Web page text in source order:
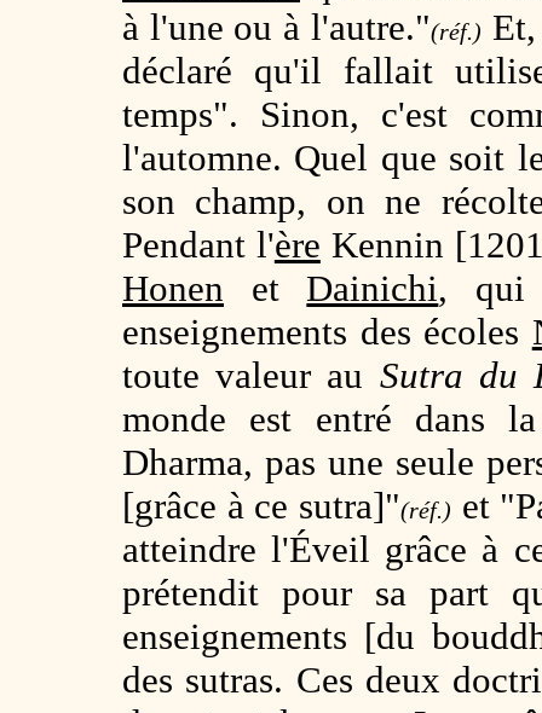
à l'une ou à l'autre."(réf.)
déclaré qu'il fallait
temps". Sinon, c'est
l'automne. Quel que soit
son champ, on ne
Pendant l'ère Kennin
Honen et Dainichi, qui
enseignements des écoles
toute valeur au Sutra du
monde est entré dans
Dharma, pas une seule
[grâce à ce sutra]"(réf.) et
atteindre l'Éveil grâce à
prétendit pour sa part
enseignements [du
des sutras. Ces deux